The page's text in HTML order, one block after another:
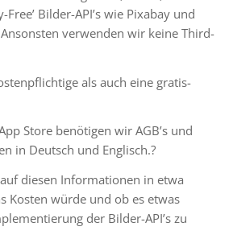
Free’ Bilder-API’s wie Pixabay und
verwenden wir keine Third-
als auch eine gratis-
Store benötigen wir AGB’s und
in Deutsch und Englisch.?
diesen Informationen in etwa
Kosten würde und ob es etwas
der Bilder-API’s zu